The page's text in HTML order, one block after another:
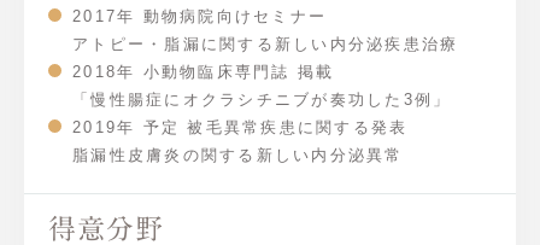
2017年 動物病院向けセミナー
アトピー・脂漏に関する新しい内分泌疾患治療
2018年 小動物臨床専門誌 掲載
「慢性腸症にオクラシチニブが奏功した3例」
2019年 予定 被毛異常疾患に関する発表
脂漏性皮膚炎の関する新しい内分泌異常
得意分野